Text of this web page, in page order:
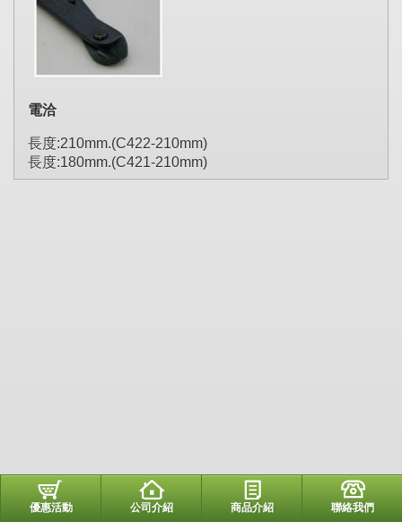
電洽
長度:210mm.(C422-210mm)
長度:180mm.(C421-210mm)
優惠活動 公司介紹 商品介紹 聯絡我們